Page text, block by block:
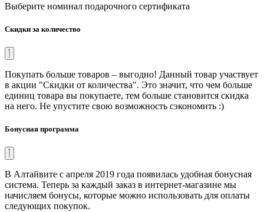
Выберите номинал подарочного сертификата
Скидки за количество
Покупать больше товаров – выгодно! Данный товар участвует
в акции "Скидки от количества". Это значит, что чем больше
единиц товара вы покупаете, тем больше становится скидка
на него. Не упустите свою возможность сэкономить :)
Бонусная программа
В Алтайвите с апреля 2019 года появилась удобная бонусная
система. Теперь за каждый заказ в интернет-магазине мы
начисляем бонусы, которые можно использовать для оплаты
следующих покупок.